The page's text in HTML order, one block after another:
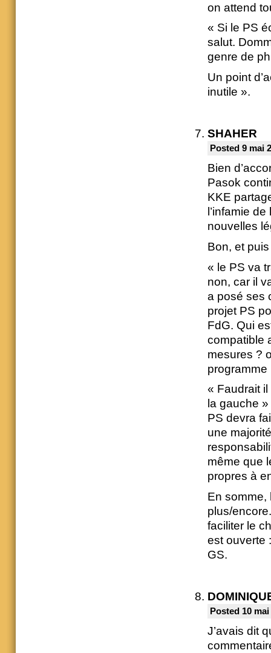
on attend
« Si le PS
salut.
genre de
Un point
inutile ».
SHAHER
Posted 9 mai
Bien
Pasok
KKE
l’infamie
nouvelles
Bon, et
« le PS va
non, car il
a posé ses
projet PS
FdG. Qui
compatible
mesures ?
programme
« Faudrait
la gauche
PS devra
une
même que
propres à
En somme,
plus/
faciliter le
est ouverte
GS.
Posted 10
J’avais dit